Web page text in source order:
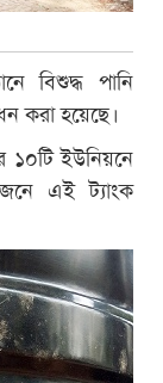
বিশুদ্ধ পানি
করা হয়েছে।
ইউনিয়নে
এই ট্যাংক